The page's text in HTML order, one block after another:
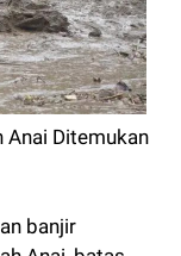
Anai Ditemukan
banjir